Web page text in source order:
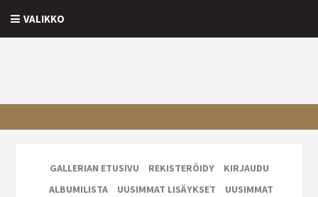
VALIKKO
GALLERIAN ETUSIVU REKISTERÖIDY
KIRJAUDU
ALBUMILISTA
UUSIMMAT LISÄYKSET
UUSIMMAT